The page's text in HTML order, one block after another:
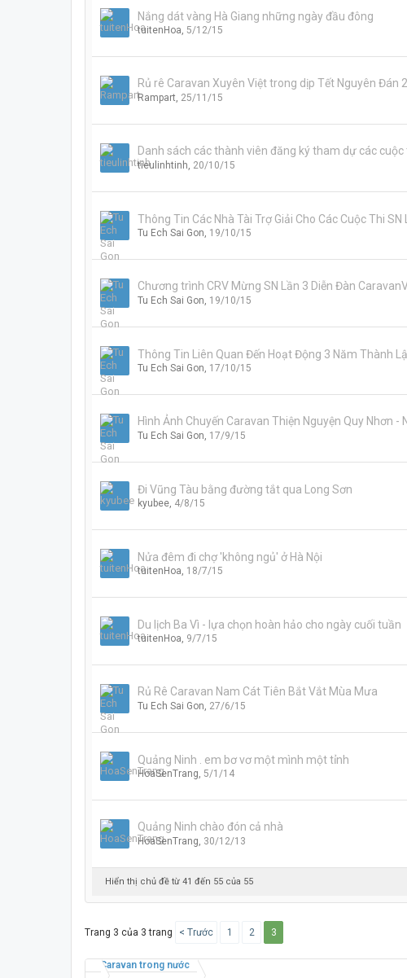
Nắng dát vàng Hà Giang những ngày đầu đông
tuitenHoa, 5/12/15
Rủ rê Caravan Xuyên Việt trong dịp Tết Nguyên Đán
Rampart, 25/11/15
Danh sách các thành viên đăng ký tham dự các cuộc
tieulinhtinh, 20/10/15
Thông Tin Các Nhà Tài Trợ Giải Cho Các Cuộc Thi SN
Tu Ech Sai Gon, 19/10/15
Chương trình CRV Mừng SN Lần 3 Diễn Đàn
Tu Ech Sai Gon, 19/10/15
Thông Tin Liên Quan Đến Hoạt Động 3 Năm Thành
Tu Ech Sai Gon, 17/10/15
Hình Ảnh Chuyến Caravan Thiện Nguyện Quy Nhơn -
Tu Ech Sai Gon, 17/9/15
Đi Vũng Tàu bằng đường tắt qua Long Sơn
kyubee, 4/8/15
Nửa đêm đi chợ 'không ngủ' ở Hà Nội
tuitenHoa, 18/7/15
Du lịch Ba Vì - lựa chọn hoàn hảo cho ngày cuối tuần
tuitenHoa, 9/7/15
Rủ Rê Caravan Nam Cát Tiên Bắt Vắt Mùa Mưa
Tu Ech Sai Gon, 27/6/15
Quảng Ninh . em bơ vơ một mình một tỉnh
HoaSenTrang, 5/1/14
Quảng Ninh chào đón cả nhà
HoaSenTrang, 30/12/13
Hiển thị chủ đề từ 41 đến 55 của 55
Trang 3 của 3 trang < Trước 1 2 3
Caravan trong nước